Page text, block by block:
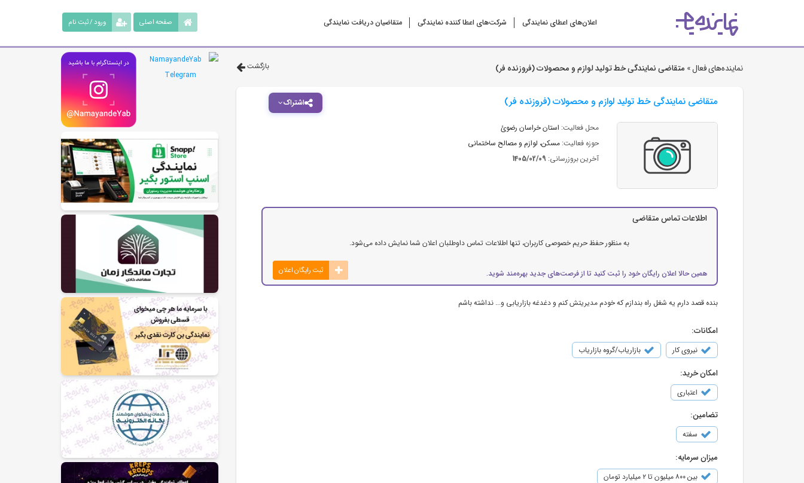
اعلان‌های اعطای نمایندگی شرکت‌‌های اعطا کننده نمایندگی متقاضیان دریافت نمایندگی ورود / ثبت نام صفحه اصلی
نماینده‌های فعال » متقاضی نمایندگی خط تولید لوازم و محصولات (فروزنده فر) بازگشت
اشتراک متقاضی نمایندگی خط تولید لوازم و محصولات (فروزنده فر)
محل فعالیت: استان خراسان رضوئ
حوزه فعالیت: مسکن، لوازم و مصالح ساختمانی
آخرین بروزرسانی: 1405/02/09
اطلاعات تماس متقاضی
به منظور حفظ حریم خصوصی کاربران، تنها اطلاعات تماس داوطلبان اعلان شما نمایش داده می‌شود.
همین حالا اعلان رایگان خود را ثبت کنید تا از فرصت‌های جدید بهره‌مند شوید. ثبت رایگان اعلان
بنده قصد دارم یه شغل راه بندازم که خودم مدیریتش کنم و دغدغه بازاریابی و... نداشته باشم
امکانات:
نیروی کار بازاریاب/گروه بازاریاب
امکان خرید:
اعتباری
تضامین:
سفته
میزان سرمایه:
بین ۸۰۰ میلیون تا ۲ میلیارد تومان